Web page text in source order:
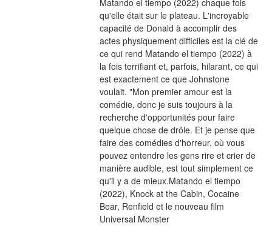
qu'elle était sur le plateau. L'incroyable
capacité de Donald à accomplir des
actes physiquement difficiles est la clé de
ce qui rend Matando el tiempo (2022) à
la fois terrifiant et, parfois, hilarant, ce qui
est exactement ce que Johnstone
voulait. "Mon premier amour est la
comédie, donc je suis toujours à la
recherche d'opportunités pour faire
quelque chose de drôle. Et je pense que
faire des comédies d'horreur, où vous
pouvez entendre les gens rire et crier de
manière audible, est tout simplement ce
qu'il y a de mieux.Matando el tiempo
(2022), Knock at the Cabin, Cocaine
Bear, Renfield et le nouveau film
Universal Monster